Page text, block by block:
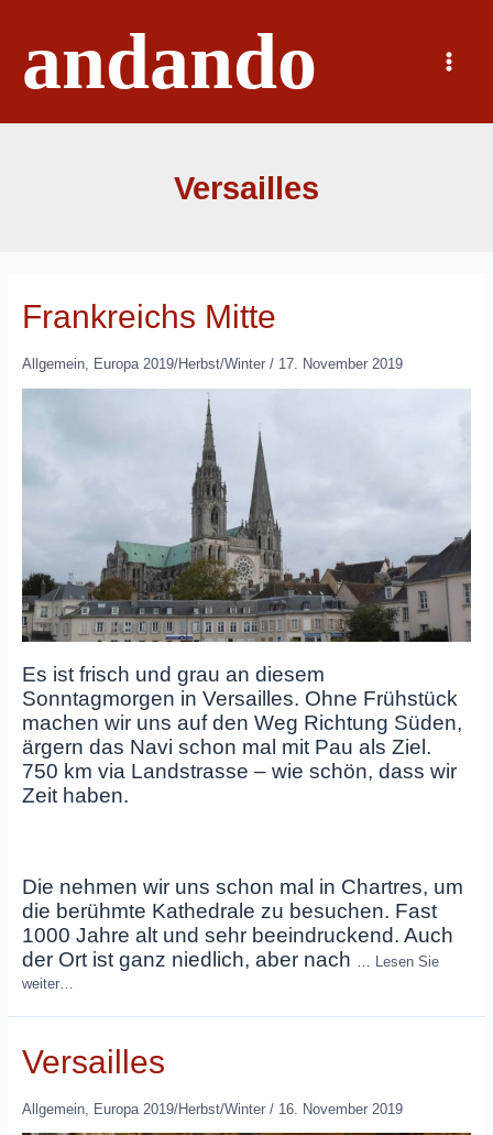
springenandando
Main
Menu
Versailles
Frankreichs Mitte
Allgemein, Europa 2019/Herbst/Winter/ 17. November 2019
Es ist frisch und grau an diesem
Sonntagmorgen in Versailles. Ohne Frühstück
machen wir uns auf den Weg Richtung Süden,
ärgern das Navi schon mal mit Pau als Ziel.
750 km via Landstrasse – wie schön, dass wir
Zeit haben.
Die nehmen wir uns schon mal in Chartres, um
die berühmte Kathedrale zu besuchen. Fast
1000 Jahre alt und sehr beeindruckend. Auch
der Ort ist ganz niedlich, aber nach … Lesen Sie
weiter…
Versailles
Allgemein, Europa 2019/Herbst/Winter/ 16. November 2019